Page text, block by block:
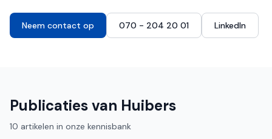
Neem contact op 070 - 204 20 01 LinkedIn
Publicaties van Huibers
10 artikelen in onze kennisbank